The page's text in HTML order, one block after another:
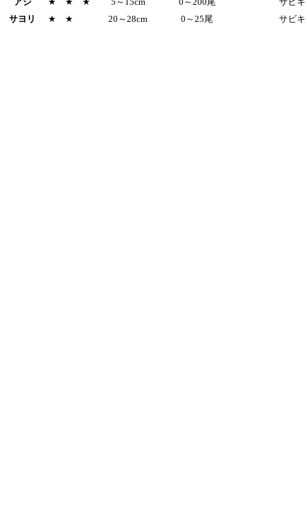
サヨリ
★ ★ 20～28cm 0～25尾 サビキ